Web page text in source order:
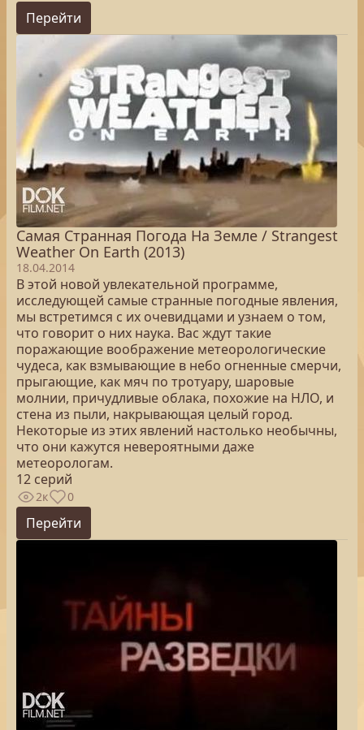
Перейти
Самая Странная Погода На Земле / Strangest
Weather On Earth (2013)
18.04.2014
В этой новой увлекательной программе,
исследующей самые странные погодные явления,
мы встретимся с их очевидцами и узнаем о том,
что говорит о них наука. Вас ждут такие
поражающие воображение метеорологические
чудеса, как взмывающие в небо огненные смерчи,
прыгающие, как мяч по тротуару, шаровые
молнии, причудливые облака, похожие на НЛО, и
стена из пыли, накрывающая целый город.
Некоторые из этих явлений настолько необычны,
что они кажутся невероятными даже
метеорологам.
12 серий
2к 0
Перейти